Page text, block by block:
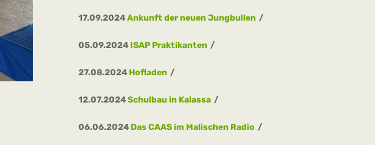
17.09.2024Ankunft der neuen Jungbullen
05.09.2024 ISAP Praktikanten
27.08.2024 Hofladen
12.07.2024Schulbau in Kalassa
06.06.2024 Das CAAS im Malischen Radio